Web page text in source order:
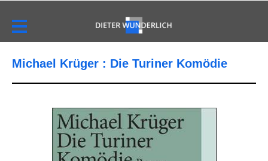
Michael Krüger : Die Turiner Komödie